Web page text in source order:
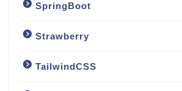
SpringBoot
Strawberry
TailwindCSS